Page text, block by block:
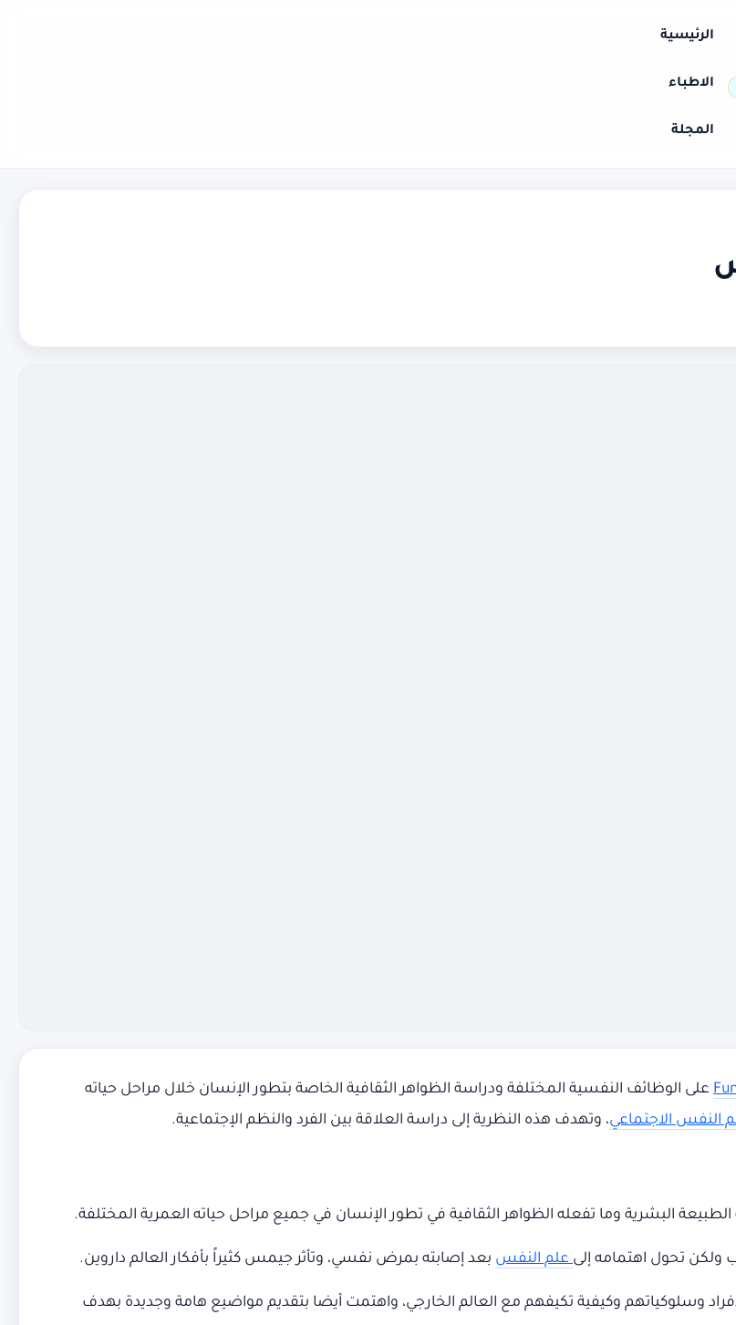
الرئيسية
الاطباء
المجلة
على الوظائف النفسية المختلفة ودراسة الظواهر الثقافية الخاصة بتطور الإنسان خلال مراحل حياته
النفس الاجتماعي، وتهدف هذه النظرية إلى دراسة العلاقة بين الفرد والنظم الإجتماعية.
البشرية وما تفعله الظواهر الثقافية في تطور الإنسان في جميع مراحل حياته العمرية المختلفة.
ولكن تحول اهتمامه إلىعلم النفس بعد إصابته بمرض نفسي، وتأثر جيمس كثيراً بأفكار العالم داروين.
وسلوكياتهم وكيفية تكيفهم مع العالم الخارجي، واهتمت أيضا بتقديم مواضيع هامة وجديدة بهدف